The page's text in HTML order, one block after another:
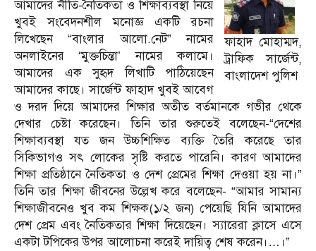
ফাহাদ মোহাম্মদ,
ট্রাফিক সার্জেন্ট,
বাংলাদেশ পুলিশ
আমাদের নীতি-নৈতিকতা ও শিক্ষাব্যবস্থা নিয়ে
খুবই সংবেদনশীল মনোজ্ঞ একটি রচনা
লিখেছেন “বাংলার আলো.নেট” নামের
অনলাইনের ‘মুক্তচিন্তা’ নামের কলামে।
আমাদের এক সুহৃদ লিখাটি পাঠিয়েছেন
আমাদের কাছে। সার্জেন্ট ফাহাদ খুবই আবেগ
ও দরদ দিয়ে আমাদের শিক্ষার অতীত বর্তমানকে গভীর থেকে
দেখার চেষ্টা করেছেন। তিনি তার শুরুতেই বলেছেন-“দেশের
শিক্ষাব্যবস্থা যত জন উচ্চশিক্ষিত ব্যক্তি তৈরি করেছে তার
সিকিভাগও সৎ লোকের সৃষ্টি করতে পারেনি। কারণ আমাদের
শিক্ষা প্রতিষ্ঠানে নৈতিকতা ও দেশ প্রেমের শিক্ষা দেওয়া হয় না।”
তিনি তার শিক্ষা জীবনের উল্লেখ করে বলেছেন- “আমার সামান্য
শিক্ষাজীবনেও খুব কম শিক্ষক(১/২ জন) পেয়েছি যিনি আমাদের
দেশ প্রেম এবং নৈতিকতার শিক্ষা দিয়েছেন। স্যারেরা ক্লাসে এসে
একটা টপিকের উপর আলোচনা করেই দায়িত্ব শেষ করেন।…।”